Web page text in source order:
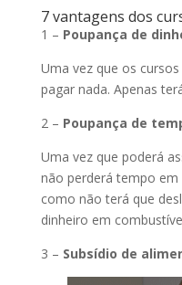
7 vantagens dos
1 – Poupança de
Uma vez que os
pagar nada. Apenas
2 – Poupança de
Uma vez que poderá
não perderá tempo em
como não terá que
dinheiro em
3 – Subsídio de